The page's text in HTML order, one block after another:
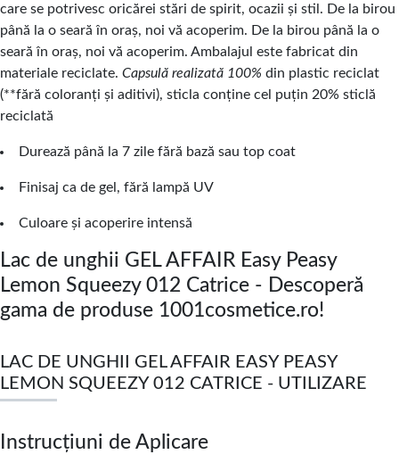
care se potrivesc oricărei stări de spirit, ocazii și stil. De la birou
până la o seară în oraș, noi vă acoperim. De la birou până la o
seară în oraș, noi vă acoperim. Ambalajul este fabricat din
materiale reciclate. Capsulă realizată 100% din plastic reciclat
(**fără coloranți și aditivi), sticla conține cel puțin 20% sticlă
reciclată
Durează până la 7 zile fără bază sau top coat
Finisaj ca de gel, fără lampă UV
Culoare și acoperire intensă
Lac de unghii GEL AFFAIR Easy Peasy
Lemon Squeezy 012 Catrice - Descoperă
gama de produse 1001cosmetice.ro!
LAC DE UNGHII GEL AFFAIR EASY PEASY
LEMON SQUEEZY 012 CATRICE - UTILIZARE
Instrucțiuni de Aplicare